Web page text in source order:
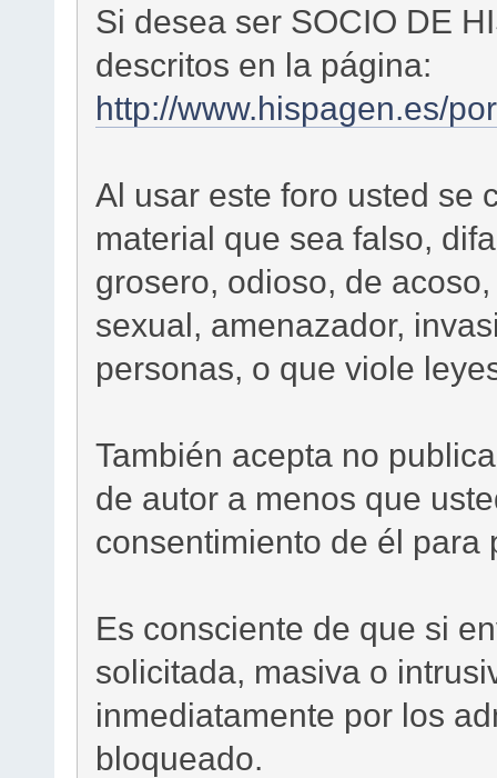
Si desea ser SOCIO DE
descritos en la página:
http://www.hispagen.es/
Al usar este foro usted se
material que sea falso,
grosero, odioso, de
sexual, amenazador,
personas, o que viole
También acepta no
de autor a menos que
consentimiento de él para
Es consciente de que si
solicitada, masiva o
inmediatamente por los
bloqueado.